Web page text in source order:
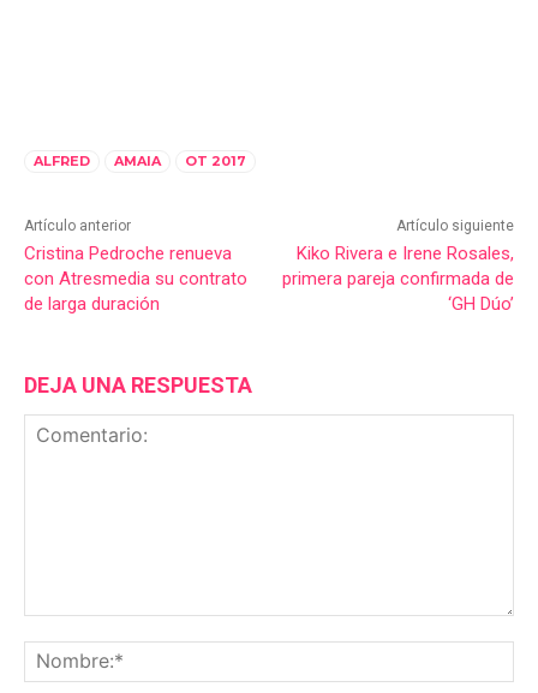
ALFRED AMAIA OT 2017
Artículo anterior
Cristina Pedroche renueva
con Atresmedia su contrato
de larga duración
Artículo siguiente
Kiko Rivera e Irene Rosales,
primera pareja confirmada de
‘GH Dúo’
DEJA UNA RESPUESTA